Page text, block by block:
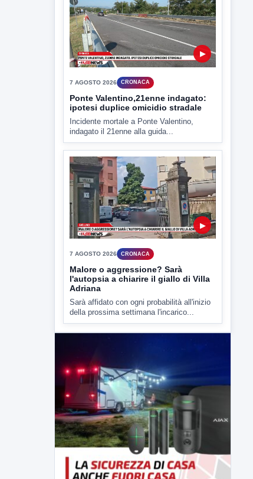
▶
7 AGOSTO 2026
Ponte Valentino,21enne indagato:
ipotesi duplice omicidio stradale
Incidente mortale a Ponte Valentino,
indagato il 21enne alla guida...
▶
7 AGOSTO 2026 CRONACA
Malore o aggressione? Sarà
l'autopsia a chiarire il giallo di Villa
Sarà affidato con ogni probabilità all'inizio
della prossima settimana l'incarico...